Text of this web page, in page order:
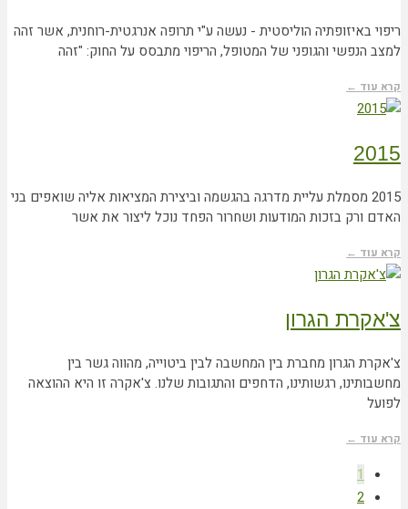
ריפוי באיזופתיה הוליסטית - נעשה ע"י תרופה אנרגטית-רוחנית, אשר זהה
למצב הנפשי והגופני של המטופל, הריפוי מתבסס על החוק: "זהה
קרא עוד ←
2015
2015 מסמלת עליית מדרגה בהגשמה וביצירת המציאות אליה שואפים בני
האדם ורק בזכות המודעות ושחרור הפחד נוכל ליצור את אשר
קרא עוד ←
צ'אקרת הגרון
צ'אקרת הגרון מחברת בין המחשבה לבין ביטוייה, מהווה גשר בין
מחשבותינו, רגשותינו, הדחפים והתגובות שלנו. צ'אקרה זו היא ההוצאה
לפועל
קרא עוד ←
1
2